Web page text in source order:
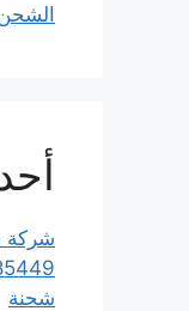
شركة
شحنة